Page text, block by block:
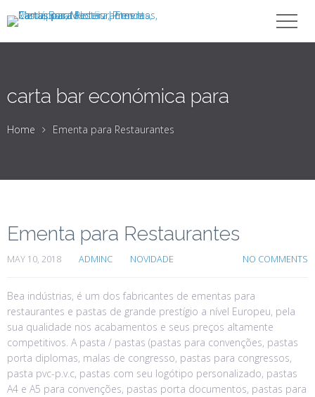
carta bar económica para
Home Ementa para Restaurantes
Ementa para Restaurantes
MAY 10, 2018 ADMINC NOVIDADE NO COMMENTS
Bea indústrias, é um dos fabricantes de ementas para
restaurantes e pastas de grande prestígio a nível Europeu, pela
sua qualidade nos acabamentos e seus preços altamente
competitivos. A pasta / pastas (pastas para convenções, pastas
porta diplomas, malas de congresso, pastas para congressos,
pasta pvc-p.v.c, pastas com seu logótipo personalizado, pastas
A4 e A5 para convenções, pastas porta documentos, pastas para